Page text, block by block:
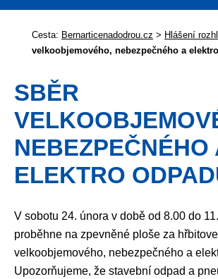
Cesta: Bernarticenadodrou.cz > Hlášení
velkoobjemového, nebezpečného a
SBĚR
NEBEZPEČNÉHO
ELEKTRO
V sobotu 24. února v době od 8.00 do
proběhne na zpevněné ploše za
velkoobjemového, nebezpečného a
Upozorňujeme, že stavební odpad a